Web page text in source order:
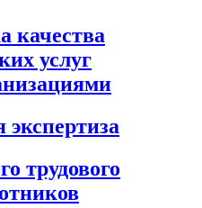
качества
услуг
трудового